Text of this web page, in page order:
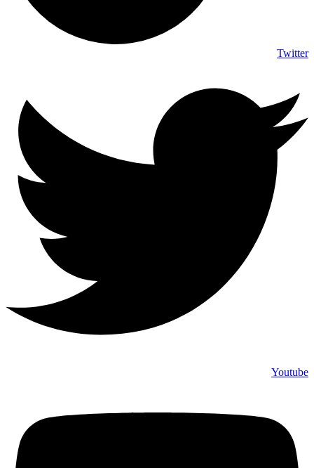
Twitter
Youtube